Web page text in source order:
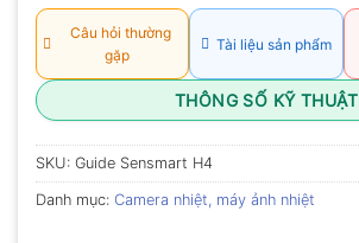
Câu hỏi thường
gặp
Tài liệu sản phẩm
THÔNG SỐ KỸ THUẬT
SKU: Guide Sensmart H4
Danh mục: Camera nhiệt, máy ảnh nhiệt